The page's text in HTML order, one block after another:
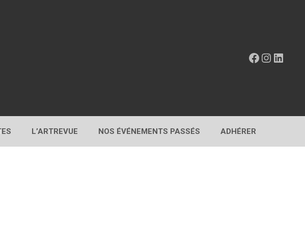
Facebook
L’ARTREVUE NOS ÉVÉNEMENTS PASSÉS ADHÉRER